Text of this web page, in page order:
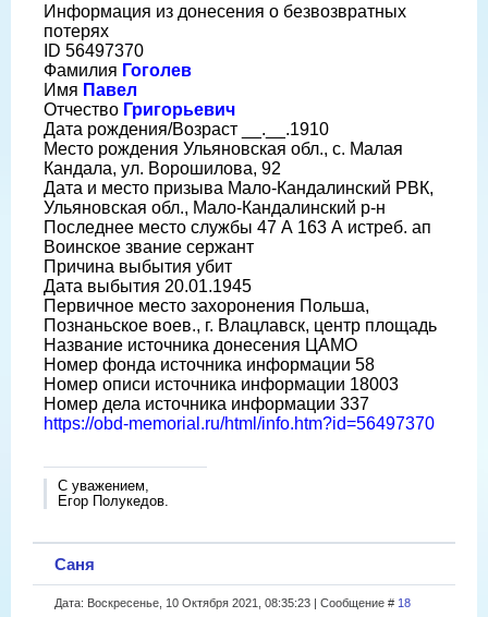
Информация из донесения о безвозвратных
потерях
ID 56497370
Фамилия Гоголев
Имя Павел
Отчество Григорьевич
Дата рождения/Возраст __.__.1910
Место рождения Ульяновская обл., с. Малая
Кандала, ул. Ворошилова, 92
Дата и место призыва Мало-Кандалинский РВК,
Ульяновская обл., Мало-Кандалинский р-н
Последнее место службы 47 А 163 А истреб. ап
Воинское звание сержант
Причина выбытия убит
Дата выбытия 20.01.1945
Первичное место захоронения Польша,
Познаньское воев., г. Влацлавск, центр площадь
Название источника донесения ЦАМО
Номер фонда источника информации 58
Номер описи источника информации 18003
Номер дела источника информации 337
https://obd-memorial.ru/html/info.htm?id=56497370
С уважением,
Егор Полукедов.
Саня
Дата: Воскресенье, 10 Октября 2021, 08:35:23 | Сообщение # 18